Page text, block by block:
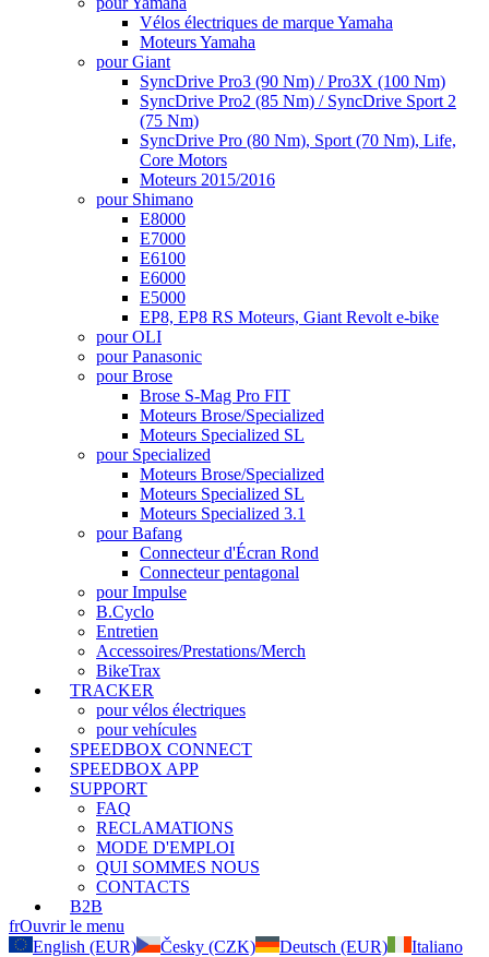
Vélos électriques de marque Yamaha
Moteurs Yamaha
pour Giant
SyncDrive Pro3 (90 Nm) / Pro3X (100 Nm)
SyncDrive Pro2 (85 Nm) / SyncDrive Sport 2
(75 Nm)
SyncDrive Pro (80 Nm), Sport (70 Nm), Life,
Core Motors
Moteurs 2015/2016
pour Shimano
E8000
E7000
E6100
E6000
E5000
EP8, EP8 RS Moteurs, Giant Revolt e-bike
pour OLI
pour Panasonic
pour Brose
Brose S-Mag Pro FIT
Moteurs Brose/Specialized
Moteurs Specialized SL
pour Specialized
Moteurs Brose/Specialized
Moteurs Specialized SL
Moteurs Specialized 3.1
pour Bafang
Connecteur d'Écran Rond
Connecteur pentagonal
pour Impulse
B.Cyclo
Entretien
Accessoires/Prestations/Merch
BikeTrax
TRACKER
pour vélos électriques
pour vehícules
SPEEDBOX CONNECT
SPEEDBOX APP
SUPPORT
FAQ
RECLAMATIONS
MODE D'EMPLOI
QUI SOMMES NOUS
CONTACTS
B2B
frOuvrir le menu
English (EUR)
Česky (CZK) Deutsch (EUR)
Italiano